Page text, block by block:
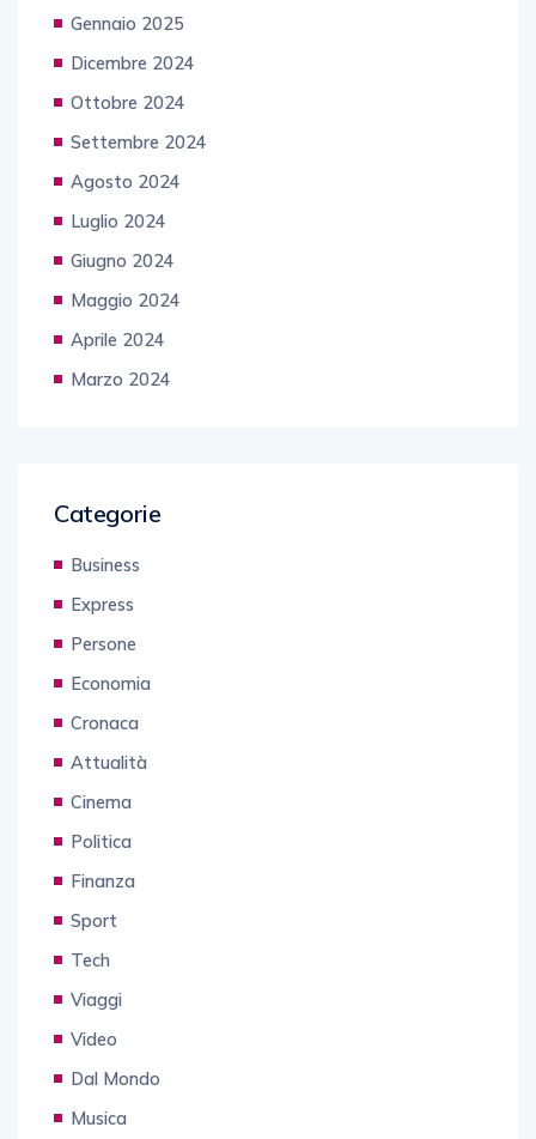
Gennaio 2025
Dicembre 2024
Ottobre 2024
Settembre 2024
Agosto 2024
Luglio 2024
Giugno 2024
Maggio 2024
Aprile 2024
Marzo 2024
Categorie
Business
Express
Persone
Economia
Cronaca
Attualità
Cinema
Politica
Finanza
Sport
Tech
Viaggi
Video
Dal Mondo
Musica